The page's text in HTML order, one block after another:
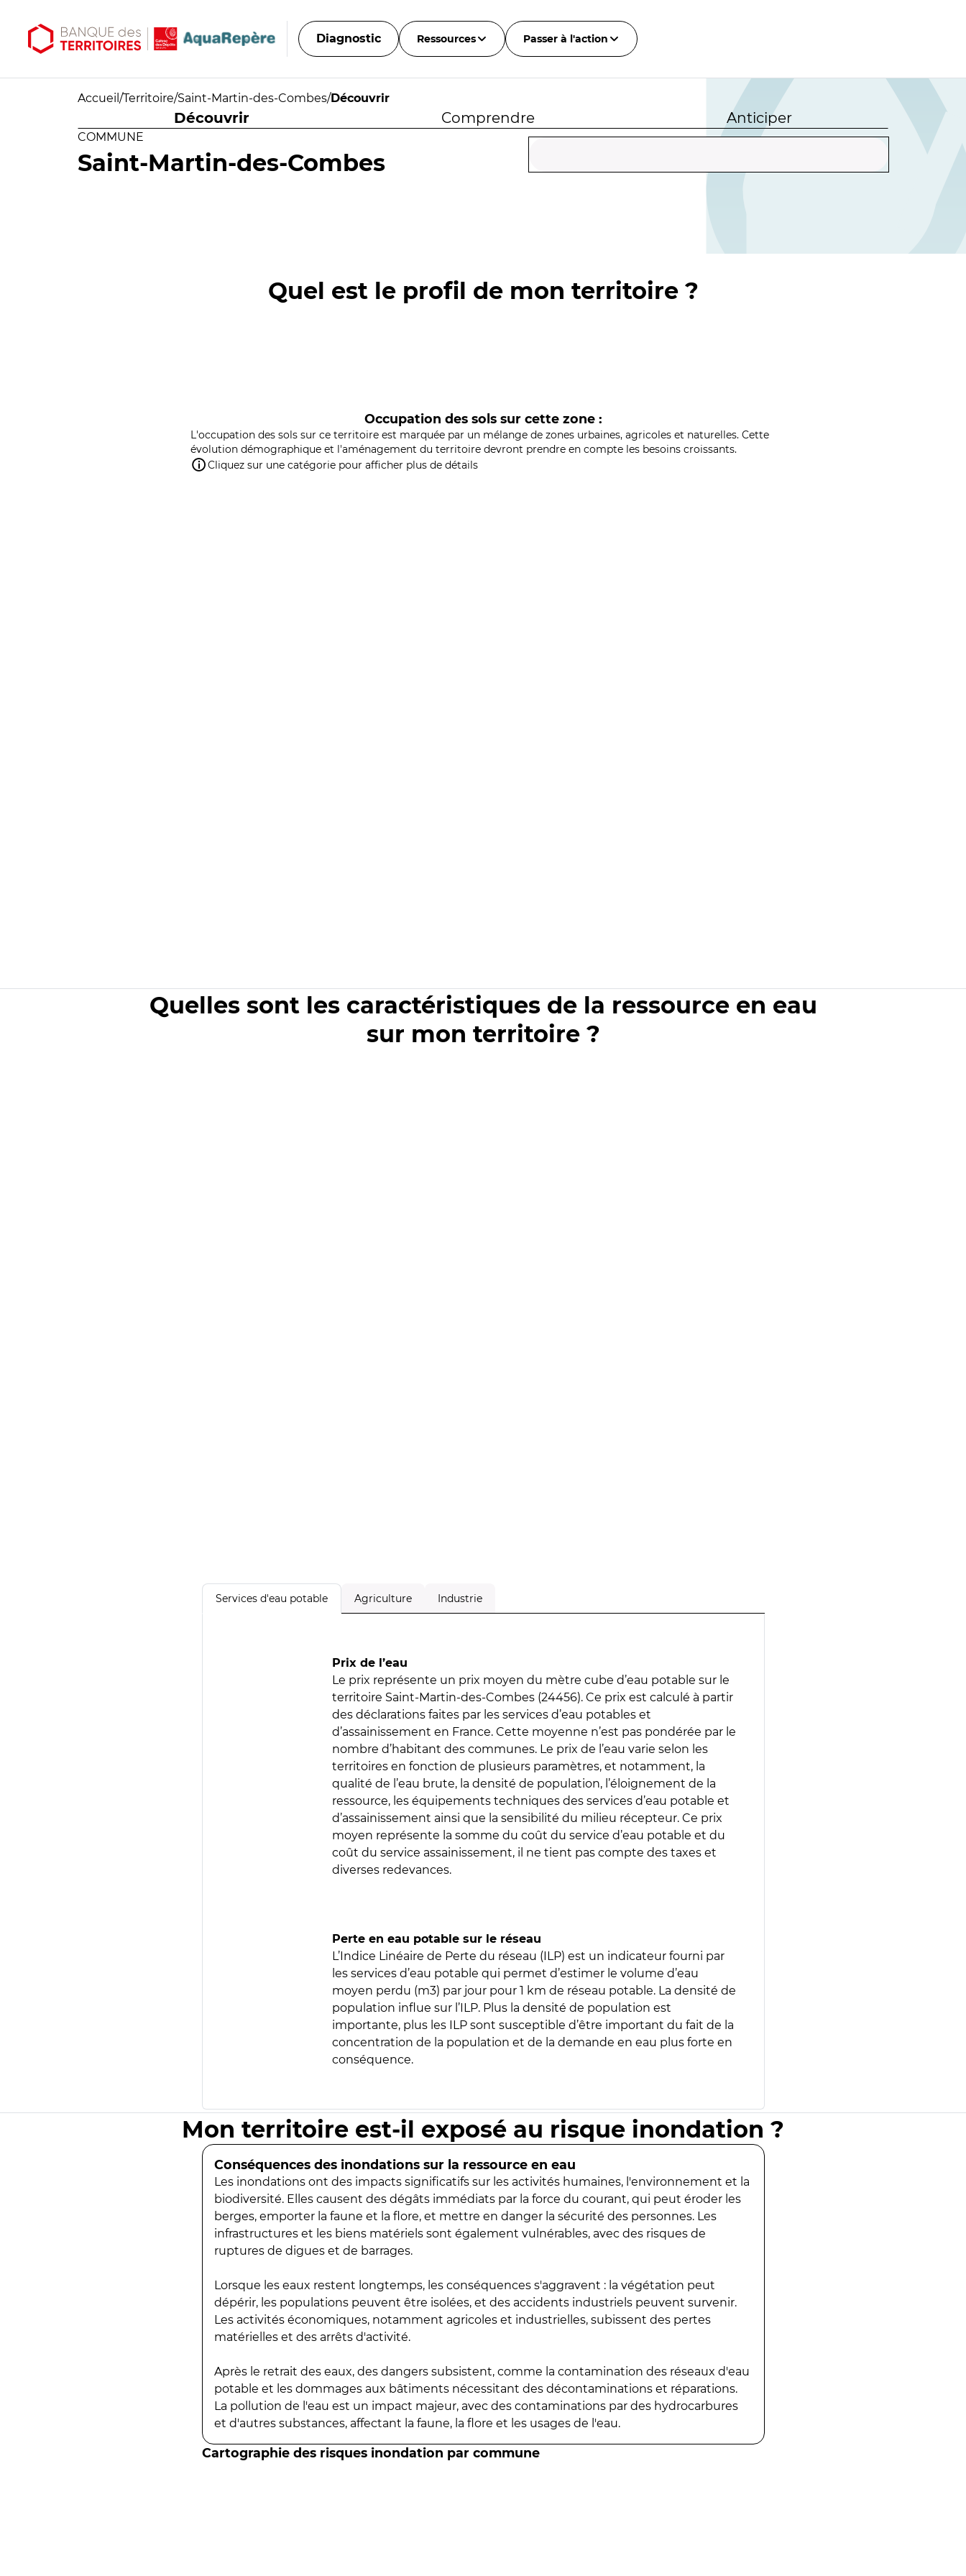
Diagnostic Ressources Passer à l'action
Accueil /Territoire/Saint-Martin-des-Combes/Découvrir
Découvrir Comprendre Anticiper
COMMUNE
Saint-Martin-des-Combes
Quel est le profil de mon territoire ?
Occupation des sols sur cette zone :
L'occupation des sols sur ce territoire est marquée par un mélange de zones urbaines, agricoles et naturelles. Cette
évolution démographique et l'aménagement du territoire devront prendre en compte les besoins croissants.
Cliquez sur une catégorie pour afficher plus de détails
Quelles sont les caractéristiques de la ressource en eau
sur mon territoire ?
Services d'eau potable Agriculture Industrie
Prix de l’eau
Le prix représente un prix moyen du mètre cube d’eau potable sur le
territoire Saint-Martin-des-Combes (24456). Ce prix est calculé à partir
des déclarations faites par les services d’eau potables et
d’assainissement en France. Cette moyenne n’est pas pondérée par le
nombre d’habitant des communes. Le prix de l’eau varie selon les
territoires en fonction de plusieurs paramètres, et notamment, la
qualité de l’eau brute, la densité de population, l’éloignement de la
ressource, les équipements techniques des services d’eau potable et
d’assainissement ainsi que la sensibilité du milieu récepteur. Ce prix
moyen représente la somme du coût du service d’eau potable et du
coût du service assainissement, il ne tient pas compte des taxes et
diverses redevances.
Perte en eau potable sur le réseau
L’Indice Linéaire de Perte du réseau (ILP) est un indicateur fourni par
les services d’eau potable qui permet d’estimer le volume d’eau
moyen perdu (m3) par jour pour 1 km de réseau potable. La densité de
population influe sur l’ILP. Plus la densité de population est
importante, plus les ILP sont susceptible d’être important du fait de la
concentration de la population et de la demande en eau plus forte en
conséquence.
Mon territoire est-il exposé au risque inondation ?
Conséquences des inondations sur la ressource en eau
Les inondations ont des impacts significatifs sur les activités humaines, l'environnement et la
biodiversité. Elles causent des dégâts immédiats par la force du courant, qui peut éroder les
berges, emporter la faune et la flore, et mettre en danger la sécurité des personnes. Les
infrastructures et les biens matériels sont également vulnérables, avec des risques de
ruptures de digues et de barrages.
Lorsque les eaux restent longtemps, les conséquences s'aggravent : la végétation peut
dépérir, les populations peuvent être isolées, et des accidents industriels peuvent survenir.
Les activités économiques, notamment agricoles et industrielles, subissent des pertes
matérielles et des arrêts d'activité.
Après le retrait des eaux, des dangers subsistent, comme la contamination des réseaux d'eau
potable et les dommages aux bâtiments nécessitant des décontaminations et réparations.
La pollution de l'eau est un impact majeur, avec des contaminations par des hydrocarbures
et d'autres substances, affectant la faune, la flore et les usages de l'eau.
Cartographie des risques inondation par commune